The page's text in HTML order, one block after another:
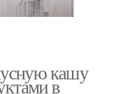
кашу
в